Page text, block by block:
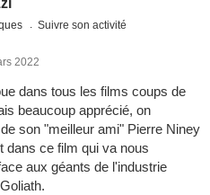
Suivre son activité
2022
dans tous les films coups de
beaucoup apprécié, on
son "meilleur ami" Pierre Niney
dans ce film qui va nous
aux géants de l'industrie